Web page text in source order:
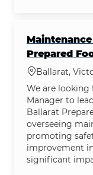
Prepared
Emplacement
Ballarat,
We are looking
Manager to
Ballarat
overseeing
promoting
improvement
significant